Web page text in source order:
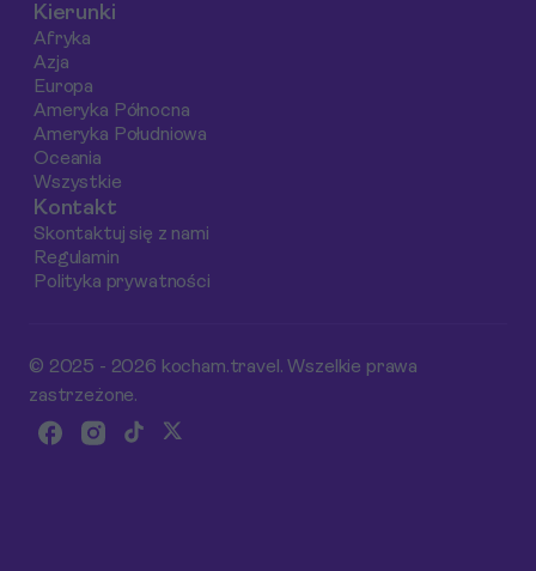
Kierunki
Afryka
Azja
Europa
Ameryka Północna
Ameryka Południowa
Oceania
Wszystkie
Kontakt
Skontaktuj się z nami
Regulamin
Polityka prywatności
© 2025 - 2026 kocham.travel. Wszelkie prawa
zastrzeżone.